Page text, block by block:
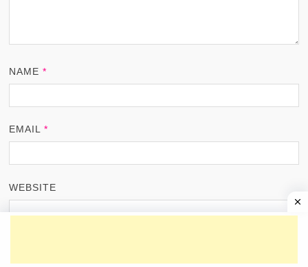
NAME*
EMAIL*
WEBSITE